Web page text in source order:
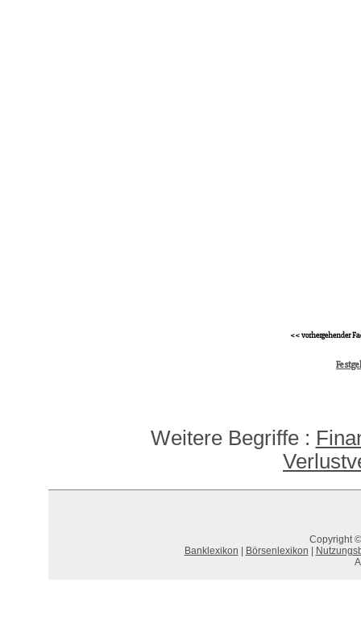
<< vorhergehender
Weitere Begriffe :
Copyright
Banklexikon
Börsenlexikon